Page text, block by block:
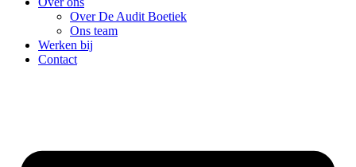
Over De Audit Boetiek
Ons team
Werken bij
Contact